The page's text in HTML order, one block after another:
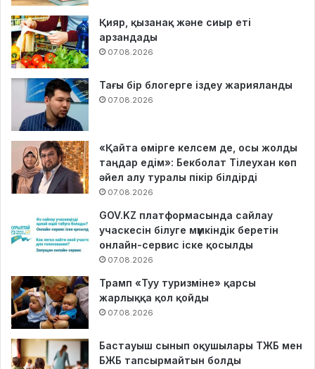
Қияр, қызанақ және сиыр еті
арзандады
07.08.2026
Тағы бір блогерге іздеу жарияланды
07.08.2026
«Қайта өмірге келсем де, осы жолды
таңдар едім»: Бекболат Тілеухан көп
әйел алу туралы пікір білдірді
07.08.2026
GOV.KZ платформасында сайлау
учаскесін білуге мүмкіндік беретін
онлайн-сервис іске қосылды
07.08.2026
Трамп «Туу туризміне» қарсы
жарлыққа қол қойды
07.08.2026
Бастауыш сынып оқушылары ТЖБ мен
БЖБ тапсырмайтын болды